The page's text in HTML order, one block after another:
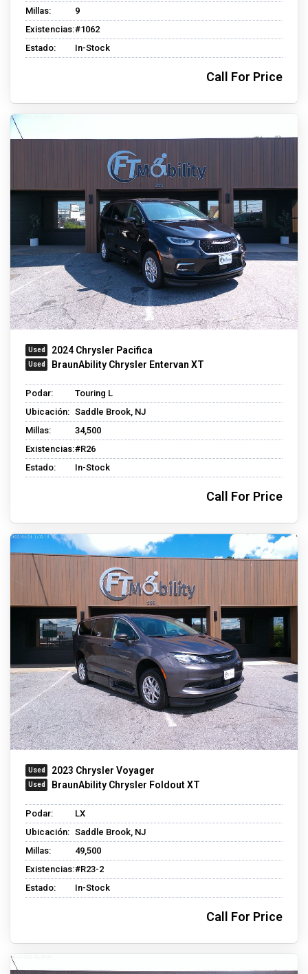
Millas:
9
Existencias:#1062
Estado:
In-Stock
Call For Price
2024 Chrysler Pacifica
BraunAbility Chrysler Entervan XT
Podar:
Touring L
Ubicación: Saddle Brook, NJ
Millas:
34,500
Existencias:#R26
Estado:
In-Stock
Call For Price
2023 Chrysler Voyager
BraunAbility Chrysler Foldout XT
Podar:
LX
Ubicación: Saddle Brook, NJ
Millas:
49,500
Existencias:#R23-2
Estado:
In-Stock
Call For Price